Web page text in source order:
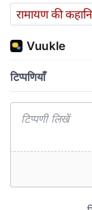
रामायण की